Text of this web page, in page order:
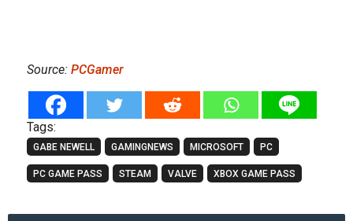
Source:PCGamer
Tags:
GABE NEWELL GAMINGNEWS MICROSOFT PC
PC GAME PASS STEAM VALVE XBOX GAME PASS